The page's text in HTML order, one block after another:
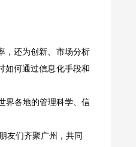
，还为创新、市场分析
如何通过信息化手段和
界各地的管理科学、信
友们齐聚广州，共同